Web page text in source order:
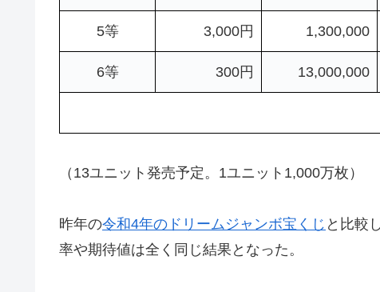
5等 3,000円 1,300,000
6等 300円 13,000,000
（13ユニット発売予定。1ユニット1,000万枚）
昨年の令和4年のドリームジャンボ宝くじ と比較
率や期待値は全く同じ結果となった。